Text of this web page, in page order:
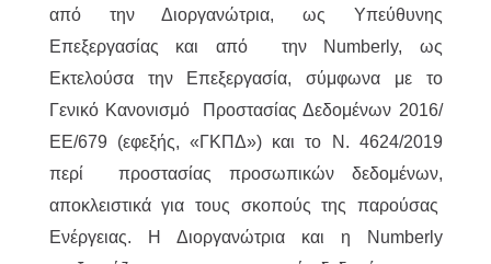
από την Διοργανώτρια, ως Υπεύθυνης
Επεξεργασίας και από την Numberly, ως
Εκτελούσα την Επεξεργασία, σύμφωνα με το
Γενικό Κανονισμό Προστασίας Δεδομένων 2016/
ΕΕ/679 (εφεξής, «ΓΚΠΔ») και το Ν. 4624/2019
περί προστασίας προσωπικών δεδομένων,
αποκλειστικά για τους σκοπούς της παρούσας
Ενέργειας. Η Διοργανώτρια και η Numberly